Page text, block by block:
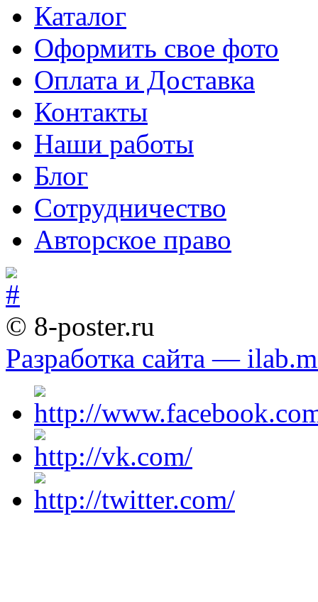
Каталог
Оформить свое фото
Оплата и Доставка
Контакты
Наши работы
Блог
Сотрудничество
Авторское право
© 8-poster.ru
Разработка сайта —